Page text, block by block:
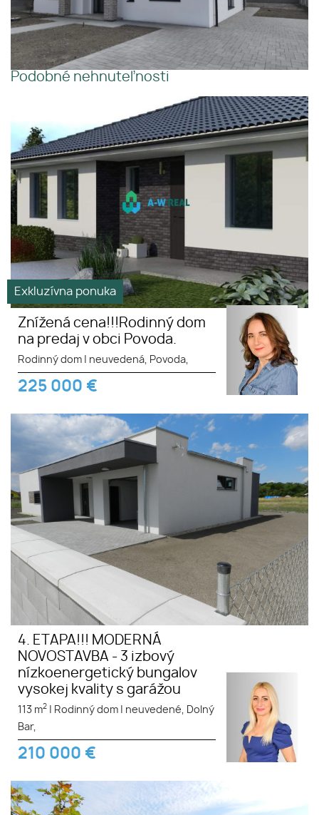
Podobné nehnuteľnosti
Holodom na predaj v obci
Povoda.
Slnečný
Pekný výhľad
Tiché
Exkluzívna ponuka
Znížená cena!!!Rodinný dom
na predaj v obci Povoda.
Rodinný dom neuvedená, Povoda,
225 000 €
4. ETAPA!!! MODERNÁ
NOVOSTAVBA - 3 izbový
nízkoenergetický bungalov
vysokej kvality s garážou
4. ETAPA!!! MODERNÁ
NOVOSTAVBA - 3 izbový
nízkoenergetický bungalov
vysokej kvality s garážou
113 m2 Rodinný dom
neuvedené, Dolný
Bar,
210 000 €
4. ETAPA!!! MODERNÁ
NOVOSTAVBA - 4 izbový